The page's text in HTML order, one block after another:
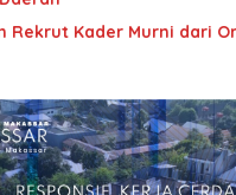
Rekrut Kader Murni dari